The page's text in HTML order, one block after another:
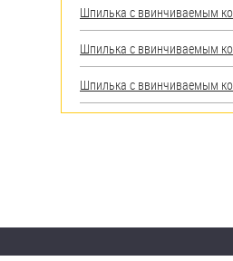
Шпилька c ввинчиваемым
Шпилька c ввинчиваемым
Шпилька c ввинчиваемым